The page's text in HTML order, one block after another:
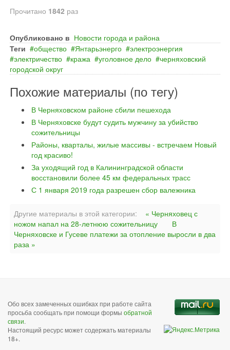
Прочитано 1842 раз
Опубликовано в Новости города и района
Теги
общество Янтарьэнерго
электроэнергия
электричество
кража уголовное дело
черняховский
городской округ
Похожие материалы (по тегу)
В Черняховском районе сбили пешехода
В Черняховске будут судить мужчину за убийство
сожительницы
Районы, кварталы, жилые массивы - встречаем Новый
год красиво!
За уходящий год в Калининградской области
восстановили более 45 км федеральных трасс
С 1 января 2019 года разрешен сбор валежника
Другие материалы в этой категории:
« Черняховец с
ножом напал на 28-летнюю сожительницу
В
Черняховске и Гусеве платежи за отопление выросли в два
раза »
Обо всех замеченных ошибках при работе сайта
просьба сообщать при помощи формы обратной
связи.
Настоящий ресурс может содержать материалы
18+.